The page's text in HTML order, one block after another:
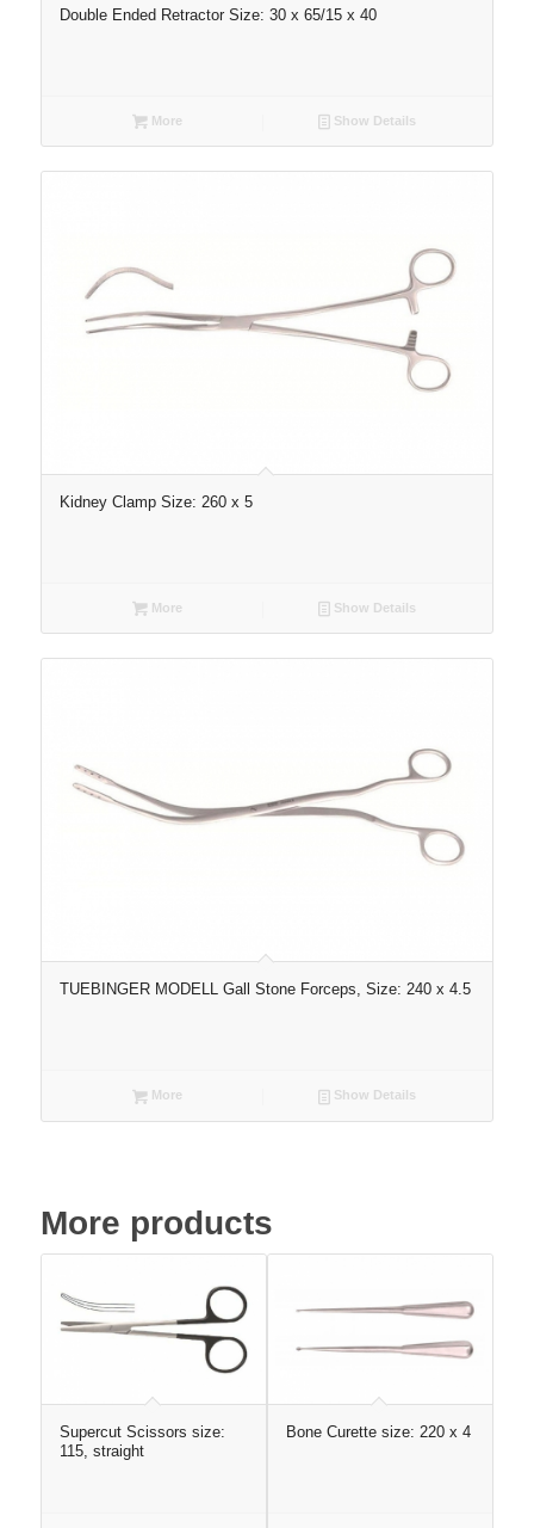
Double Ended Retractor Size: 30 x 65/15 x 40
More Show Details
Kidney Clamp Size: 260 x 5
More Show Details
TUEBINGER MODELL Gall Stone Forceps, Size: 240 x 4.5
More Show Details
More products
Supercut Scissors size:
115, straight
Bone Curette size: 220 x 4